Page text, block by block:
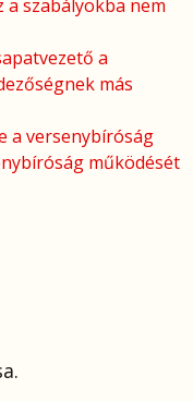
szabályokba nem
a
más
a versenybíróság
működését